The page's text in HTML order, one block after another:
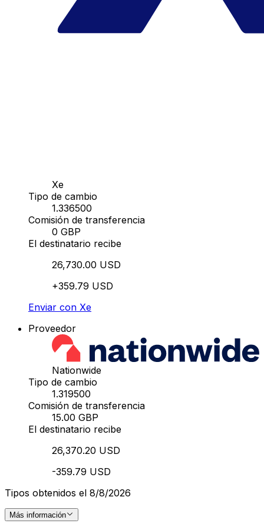
Xe
Tipo de cambio
1.336500
Comisión de transferencia
0 GBP
El destinatario recibe
26,730.00 USD
+359.79 USD
Enviar con Xe
Proveedor
Nationwide
Tipo de cambio
1.319500
Comisión de transferencia
15.00 GBP
El destinatario recibe
26,370.20 USD
-359.79 USD
Tipos obtenidos el 8/8/2026
Más información